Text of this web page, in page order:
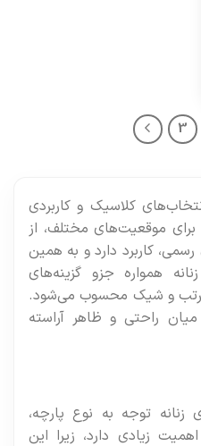
3
کلاسیک و کاربردی
موقعیت‌های مختلف، از
کاربرد دارد و به همین
همواره جزو گزینه‌های
و شیک محسوب می‌شود.
راحتی و ظاهر آراسته
زنانه توجه به نوع پارچه،
زیادی دارد، زیرا این